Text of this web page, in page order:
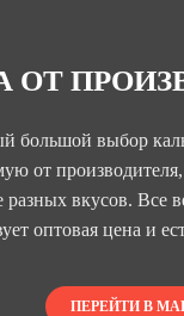
ОТ
большой выбор
от
разных вкусов. Все
оптовая цена и
ПЕРЕЙТИ В